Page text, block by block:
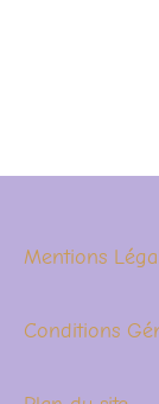
Mentions
Conditions